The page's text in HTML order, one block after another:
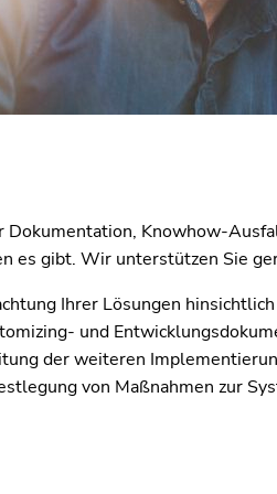
Dokumentation, Knowhow-
es gibt. Wir unterstützen Sie
Ihrer Lösungen
und
der weiteren
von Maßnahmen zur